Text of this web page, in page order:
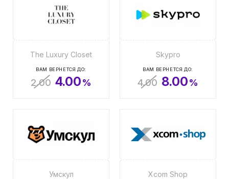
The Luxury Closet
ВАМ ВЕРНЕТСЯ ДО:
2.00 4.00%
Skypro
ВАМ ВЕРНЕТСЯ ДО:
4.00 8.00%
Умскул Xcom Shop